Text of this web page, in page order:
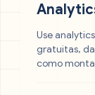
Use
gratuitas,
como